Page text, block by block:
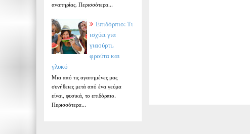
αναπηρίας. Περισσότερα...
Επιδόρπιο: Τι
ισχύει για
γιαούρτι,
φρούτα και
γλυκό
Μια από τις αγαπημένες μας
συνήθειες μετά από ένα γεύμα
είναι, φυσικά, το επιδόρπιο.
Περισσότερα...